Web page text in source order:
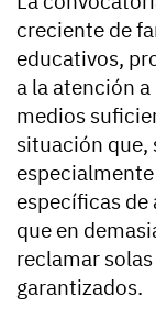
creciente de
educativos,
a la atención
medios
situación que,
específicas de
que en
reclamar
garantizados.